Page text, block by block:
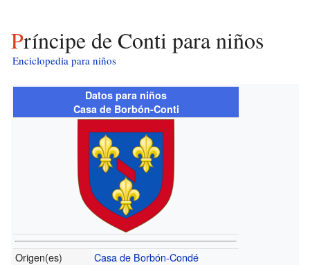
Príncipe de Conti para niños
Enciclopedia para niños
Datos para niños
Casa de Borbón-Conti
Origen(es) Casa de Borbón-Condé